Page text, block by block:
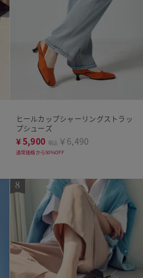
ヒールカップシャーリングストラッ
プシューズ
¥5,900 税込 ￥6,490
通常価格から50%OFF